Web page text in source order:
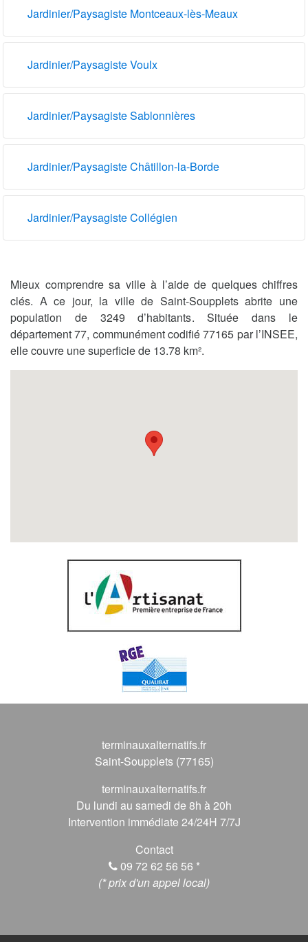
Jardinier/Paysagiste Montceaux-lès-Meaux
Jardinier/Paysagiste Voulx
Jardinier/Paysagiste Sablonnières
Jardinier/Paysagiste Châtillon-la-Borde
Jardinier/Paysagiste Collégien
Mieux comprendre sa ville à l’aide de quelques chiffres
clés. A ce jour, la ville de Saint-Soupplets abrite une
population de 3249 d’habitants. Située dans le
département 77, communément codifié 77165 par l’INSEE,
elle couvre une superficie de 13.78 km².
terminauxalternatifs.fr
Saint-Soupplets (77165)
terminauxalternatifs.fr
Du lundi au samedi de 8h à 20h
Intervention immédiate 24/24H 7/7J
Contact
09 72 62 56 56 *
(* prix d'un appel local)